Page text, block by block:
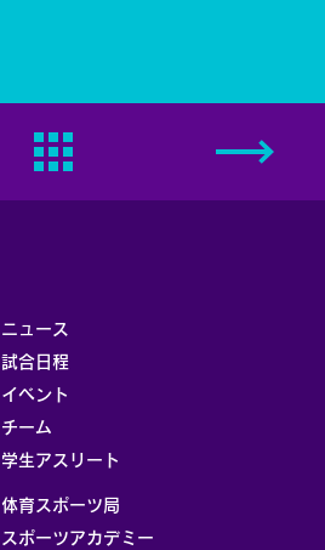
ニュース
試合日程
イベント
チーム
学生アスリート
体育スポーツ局
スポーツアカデミー